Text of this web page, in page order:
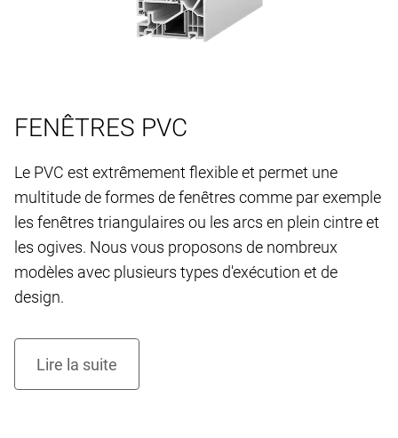
FENÊTRES PVC
Le PVC est extrêmement flexible et permet une
multitude de formes de fenêtres comme par exemple
les fenêtres triangulaires ou les arcs en plein cintre et
les ogives. Nous vous proposons de nombreux
modèles avec plusieurs types d'exécution et de
design.